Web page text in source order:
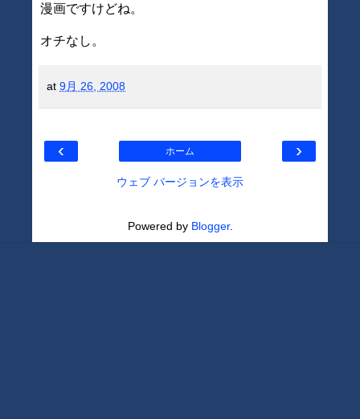
漫画ですけどね。
オチなし。
at 9月 26, 2008
‹ ›
ホーム
ウェブ バージョンを表示
Powered by Blogger.